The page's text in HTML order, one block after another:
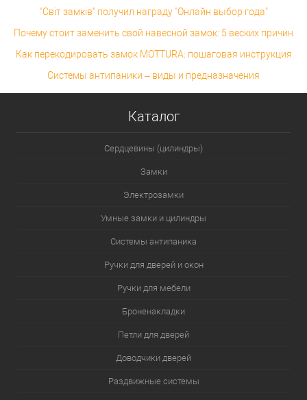
"Світ замків" получил награду "Онлайн выбор года"
Почему стоит заменить свой навесной замок: 5 веских причин
Как перекодировать замок MOTTURA: пошаговая инструкция
Системы антипаники – виды и предназначения
Каталог
Сердцевины (цилиндры)
Замки
Электрозамки
Умные замки и цилиндры
Системы антипаника
Ручки для дверей и окон
Ручки для мебели
Броненакладки
Петли для дверей
Доводчики дверей
Раздвижные системы